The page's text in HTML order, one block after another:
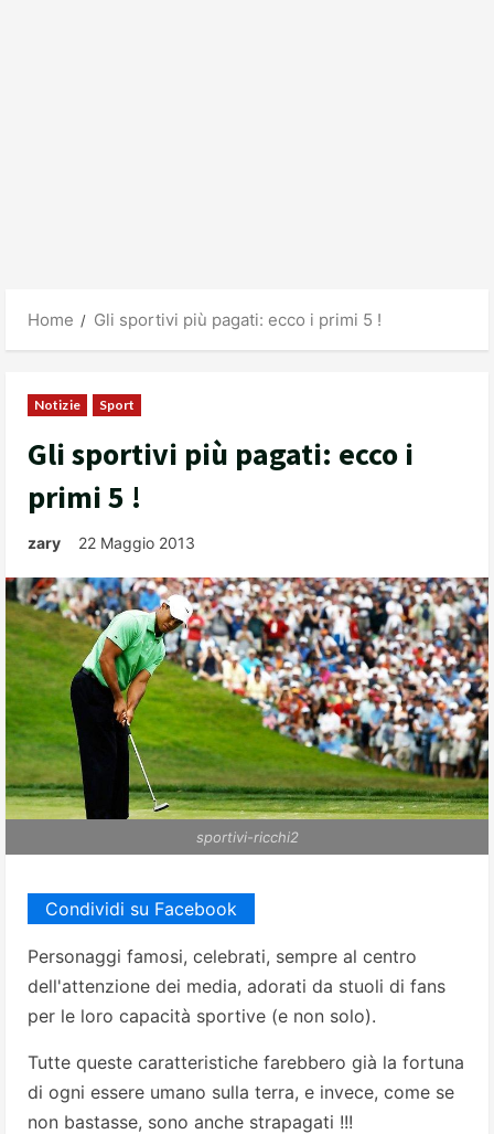
Home Gli sportivi più pagati: ecco i primi 5 !
Notizie Sport
Gli sportivi più pagati: ecco i
primi 5 !
zary 22 Maggio 2013
sportivi-ricchi2
Condividi su Facebook
Personaggi famosi, celebrati, sempre al centro
dell'attenzione dei media, adorati da stuoli di fans
per le loro capacità sportive (e non solo).
Tutte queste caratteristiche farebbero già la fortuna
di ogni essere umano sulla terra, e invece, come se
non bastasse, sono anche strapagati !!!